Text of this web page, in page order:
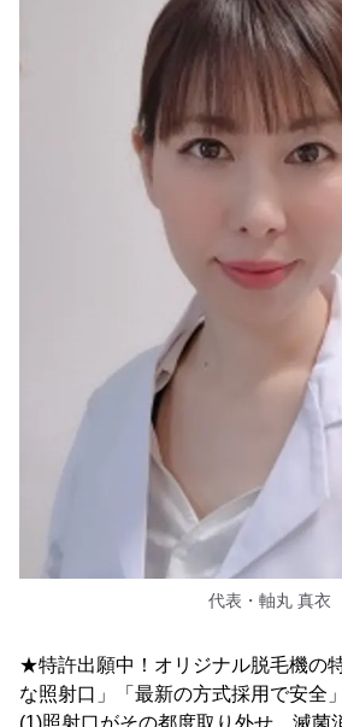
代表・軸丸 真衣
★特許出願中！オリジナル脱毛機の
な照射口」「最新の方式採用で安全」